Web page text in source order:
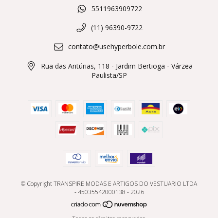
5511963909722
(11) 96390-9722
contato@usehyperbole.com.br
Rua das Antúrias, 118 - Jardim Bertioga - Várzea
Paulista/SP
© Copyright TRANSPIRE MODAS E ARTIGOS DO VESTUARIO LTDA
- 45035542000138 - 2026